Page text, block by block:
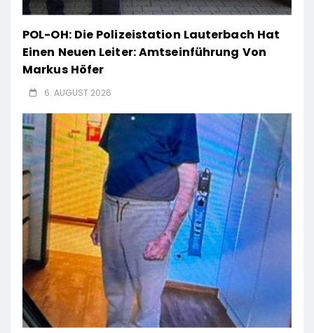
POL-OH: Die Polizeistation Lauterbach Hat
Einen Neuen Leiter: Amtseinführung Von
Markus Höfer
6. AUGUST 2026